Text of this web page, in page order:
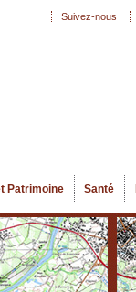
Patrimoine Santé
Suivez-nous